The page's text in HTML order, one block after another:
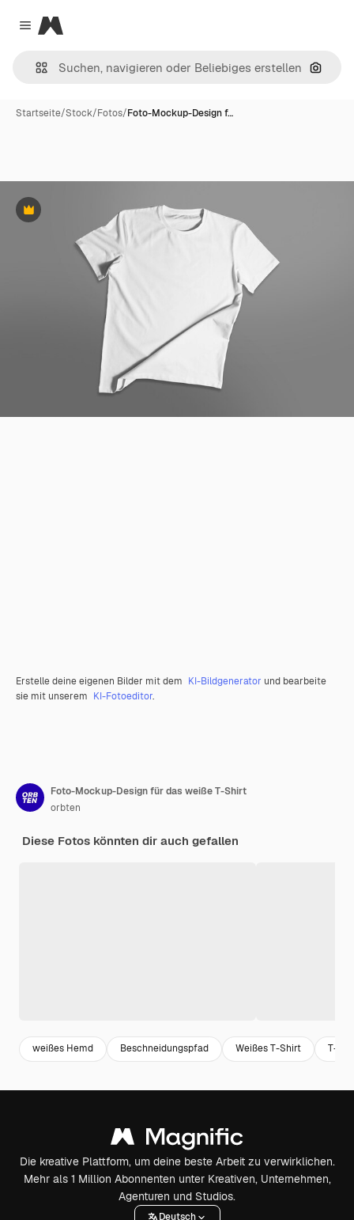
Close menu
Magnific
Nach
Startseite/Stock/Fotos/Foto-Mockup-Design f…
Premium
Erstelle deine eigenen Bilder mit dem KI-Bildgenerator und bearbeite
sie mit unserem KI-Fotoeditor.
Foto-Mockup-Design für das weiße T-Shirt
orbten
Diese Fotos könnten dir auch gefallen
weißes Hemd Beschneidungspfad Weißes T-Shirt T-
Die kreative Plattform, um deine beste Arbeit zu verwirklichen.
Mehr als 1 Million Abonnenten unter Kreativen, Unternehmen,
Agenturen und Studios.
Deutsch